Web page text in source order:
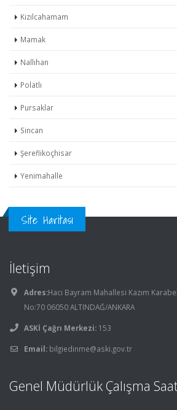
Kızılcahamam
Mamak
Nallıhan
Polatlı
Pursaklar
Sincan
Şereflikoçhisar
Yenimahalle
Site Haritası
İletişim
Adres:Hacı Bayram Mahallesi Kazım
No:70 06050 ALTINDAĞ/ANKARA
ASKİ Çağrı Merkezi: 153
Email: bilgiedinme@aski.gov.tr
Genel Müdürlük Çalışma